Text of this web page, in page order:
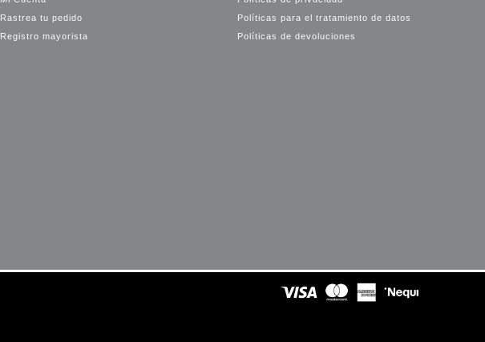
Rastrea tu pedido
Registro mayorista
Políticas para el tratamiento de datos
Políticas de devoluciones